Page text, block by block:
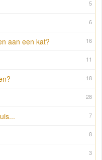
5
6
16
aan een kat?
11
18
28
7
8
3